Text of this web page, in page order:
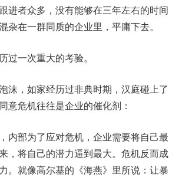
进者众多，没有能够在三年左右的时间
杂在一群同质的企业里，平庸下去。
过一次重大的考验。
沫，如家经历过非典时期，汉庭碰上了
意危机往往是企业的催化剂：
内部为了应对危机，企业需要将自己最
，将自己的潜力逼到最大。危机反而成
。就像高尔基的《海燕》里所说：让暴